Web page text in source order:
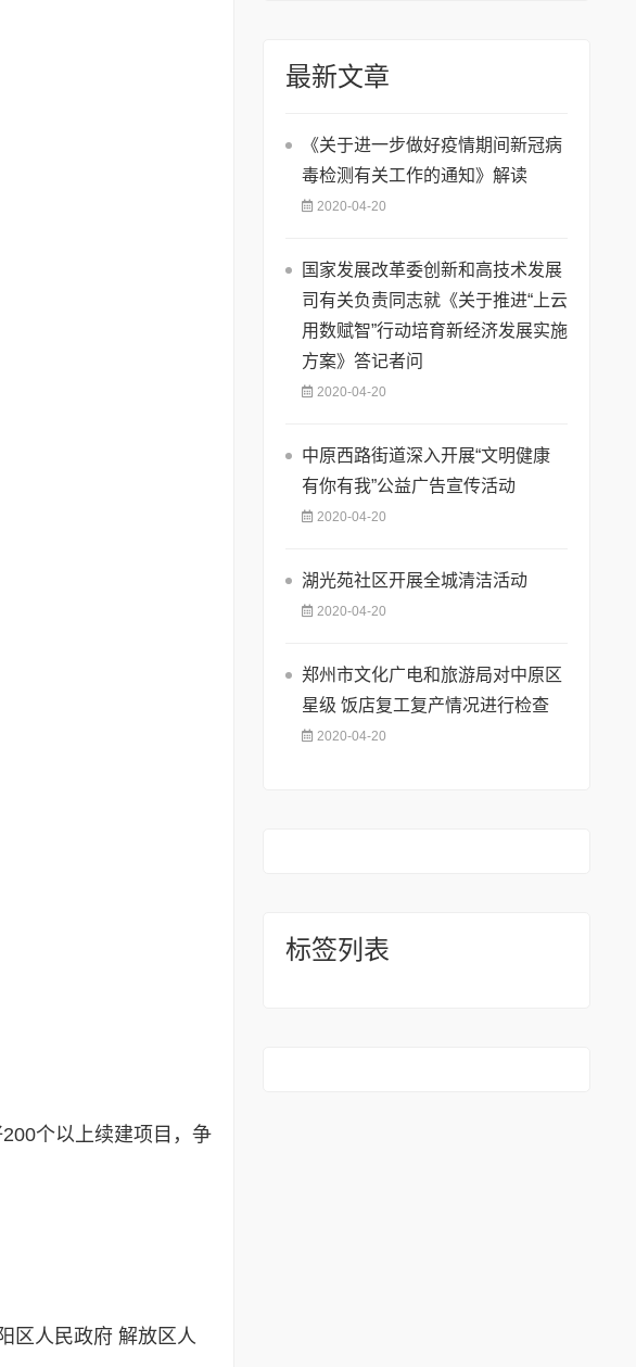
个以上续建项目，争
区人民政府 解放区人
最新文章
《关于进一步做好疫情期间新冠病
毒检测有关工作的通知》解读
2020-04-20
国家发展改革委创新和高技术发展
司有关负责同志就《关于推进“上云
用数赋智”行动培育新经济发展实施
方案》答记者问
2020-04-20
中原西路街道深入开展“文明健康
有你有我”公益广告宣传活动
2020-04-20
湖光苑社区开展全城清洁活动
2020-04-20
郑州市文化广电和旅游局对中原区
星级 饭店复工复产情况进行检查
2020-04-20
标签列表